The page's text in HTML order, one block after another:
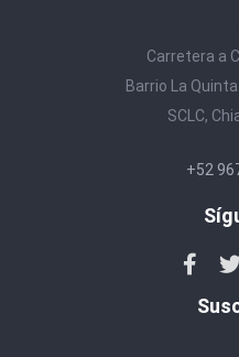
Carretera a
Barrio La
SCLC,
+52